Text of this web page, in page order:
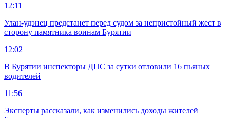
12:11
Улан-удэнец предстанет перед судом за непристойный жест в
сторону памятника воинам Бурятии
12:02
В Бурятии инспекторы ДПС за сутки отловили 16 пьяных
водителей
11:56
Эксперты рассказали, как изменились доходы жителей